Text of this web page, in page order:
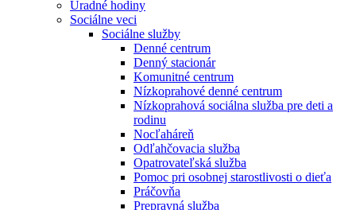
Úradné hodiny
Sociálne veci
Sociálne služby
Denné centrum
Denný stacionár
Komunitné centrum
Nízkoprahové denné centrum
Nízkoprahová sociálna služba pre deti a
rodinu
Nocľaháreň
Odľahčovacia služba
Opatrovateľská služba
Pomoc pri osobnej starostlivosti o dieťa
Práčovňa
Prepravná služba